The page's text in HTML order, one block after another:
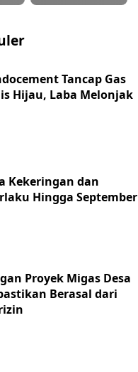
Tancap Gas
Hijau, Laba Melonjak
Kekeringan dan
Hingga September
Proyek Migas Desa
Berasal dari